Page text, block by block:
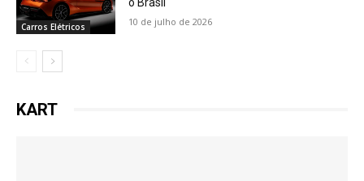
Carros Elétricos 10 de julho de 2026
KART